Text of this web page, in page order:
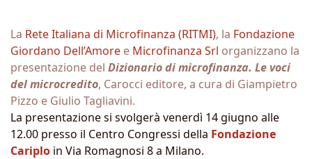
La Rete Italiana di Microfinanza (RITMI), la Fondazione
Giordano Dell’Amore e Microfinanza Srl organizzano la
presentazione del Dizionario di microfinanza. Le voci
del microcredito, Carocci editore, a cura di Giampietro
Pizzo e Giulio Tagliavini.
La presentazione si svolgerà venerdì 14 giugno alle
12.00 presso il Centro Congressi della Fondazione
Cariplo in Via Romagnosi 8 a Milano.